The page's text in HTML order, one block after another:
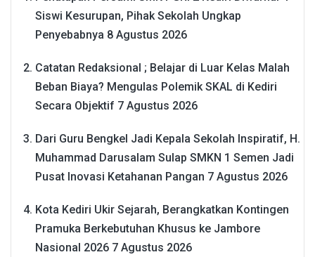
Siswi Kesurupan, Pihak Sekolah Ungkap
Penyebabnya 8 Agustus 2026
Catatan Redaksional ; Belajar di Luar Kelas Malah
Beban Biaya? Mengulas Polemik SKAL di Kediri
Secara Objektif 7 Agustus 2026
Dari Guru Bengkel Jadi Kepala Sekolah Inspiratif, H.
Muhammad Darusalam Sulap SMKN 1 Semen Jadi
Pusat Inovasi Ketahanan Pangan 7 Agustus 2026
Kota Kediri Ukir Sejarah, Berangkatkan Kontingen
Pramuka Berkebutuhan Khusus ke Jambore
Nasional 2026 7 Agustus 2026